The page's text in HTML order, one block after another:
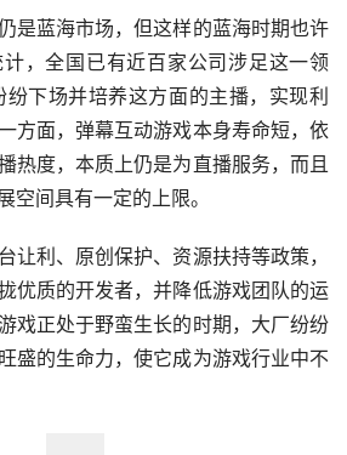
是蓝海市场，但这样的蓝海时期也许
，全国已有近百家公司涉足这一领
下场并培养这方面的主播，实现利
方面，弹幕互动游戏本身寿命短，依
热度，本质上仍是为直播服务，而且
空间具有一定的上限。
让利、原创保护、资源扶持等政策，
优质的开发者，并降低游戏团队的运
戏正处于野蛮生长的时期，大厂纷纷
盛的生命力，使它成为游戏行业中不